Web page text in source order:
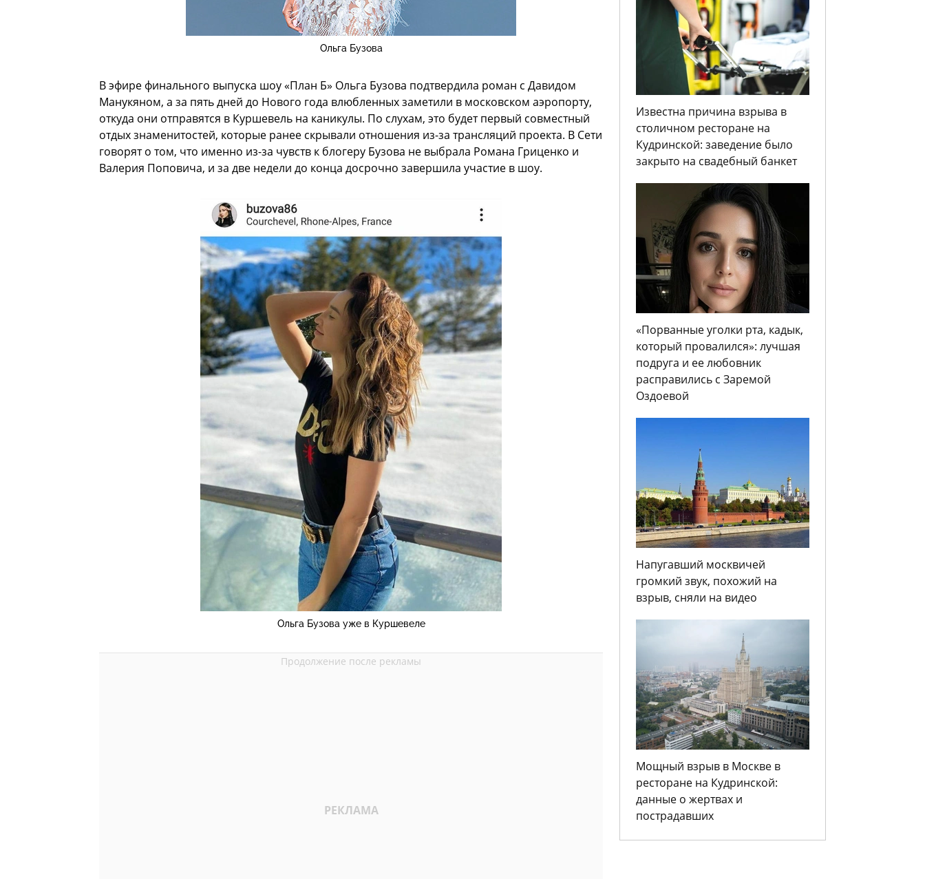
Ольга Бузова
В эфире финального выпуска шоу «План Б» Ольга Бузова подтвердила роман с Давидом
Манукяном, а за пять дней до Нового года влюбленных заметили в московском аэропорту,
откуда они отправятся в Куршевель на каникулы. По слухам, это будет первый совместный
отдых знаменитостей, которые ранее скрывали отношения из-за трансляций проекта. В Сети
говорят о том, что именно из-за чувств к блогеру Бузова не выбрала Романа Гриценко и
Валерия Поповича, и за две недели до конца досрочно завершила участие в шоу.
Ольга Бузова уже в Куршевеле
Известна причина взрыва в
столичном ресторане на
Кудринской: заведение было
закрыто на свадебный банкет
«Порванные уголки рта, кадык,
который провалился»: лучшая
подруга и ее любовник
расправились с Заремой
Оздоевой
Напугавший москвичей
громкий звук, похожий на
взрыв, сняли на видео
Мощный взрыв в Москве в
ресторане на Кудринской:
данные о жертвах и
пострадавших